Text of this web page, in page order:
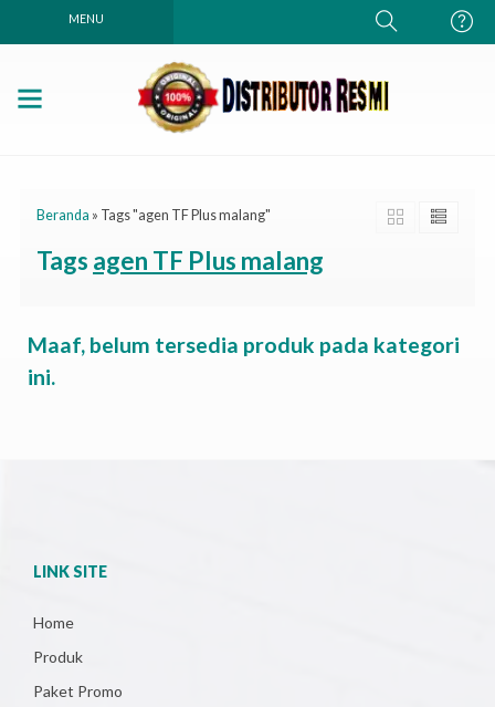
MENU
Beranda » Tags "agen TF Plus malang"
Tags agen TF Plus malang
Maaf, belum tersedia produk pada kategori
ini.
LINK SITE
Home
Produk
Paket Promo